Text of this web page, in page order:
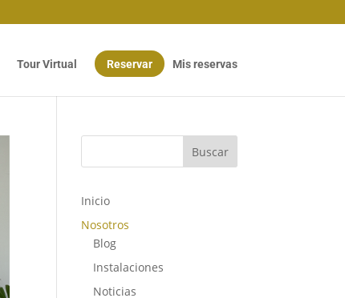
Tour Virtual Reservar Mis reservas
Buscar
Inicio
Nosotros
Blog
Instalaciones
Noticias